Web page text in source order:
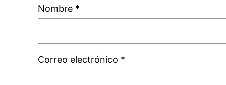
Nombre *
Correo electrónico *